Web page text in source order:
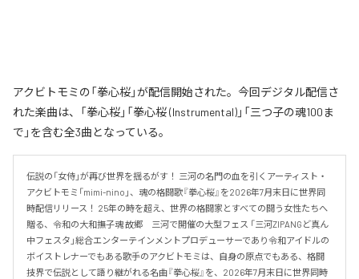
アクビトモミの「拳心桜」が配信開始された。今回デジタル配信さ
れた楽曲は、「拳心桜」「拳心桜 (Instrumental)」「三つ子の魂100ま
で」を含む全3曲となっている。
伝説の「女侍」が再び世界を揺るがす！ 三河の名門の血を引くアーティスト・
アクビトモミ「mimi-nino」、魂の格闘歌『拳心桜』を2026年7月末日に世界同
時配信リリース！ 25年の時を超え、世界の格闘家とすべての闘う女性たちへ
贈る、令和の大和撫子魂 故郷　三河で開催の大型フェス 「三河ZIPANGど真ん
中フェスタ」総合エンターテインメントプロデューサーであり令和アイドルの
ボイストレナーでもある歌手のアクビトモミは、自身の原点でもある、格闘
技界で伝説として語り継がれる名曲『拳心桜』を、2026年7月末日に世界同時